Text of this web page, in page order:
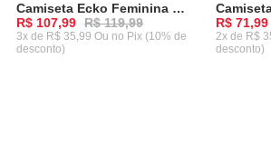
-10%
Camiseta Ecko Feminina Especial Manga Longa Prata
R$ 107,99 R$ 119,99
3x de R$ 35,99 Ou no Pix (10% de
desconto)
R$ 71,99
2x de R$
desconto)